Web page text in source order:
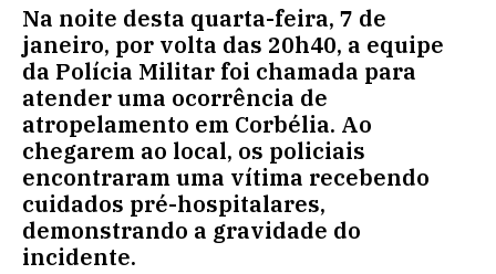
Na noite desta quarta-feira, 7 de
janeiro, por volta das 20h40, a equipe
da Polícia Militar foi chamada para
atender uma ocorrência de
atropelamento em Corbélia. Ao
chegarem ao local, os policiais
encontraram uma vítima recebendo
cuidados pré-hospitalares,
demonstrando a gravidade do
incidente.